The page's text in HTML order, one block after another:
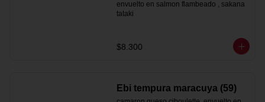
envuelto en salmon flambeado , sakana
tataki
$8.300
Ebi tempura maracuya (59)